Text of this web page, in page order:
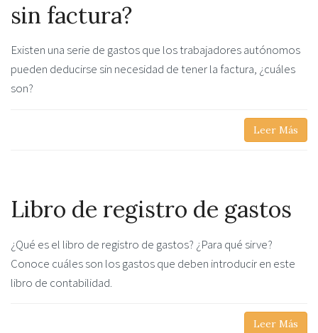
sin factura?
Existen una serie de gastos que los trabajadores autónomos
pueden deducirse sin necesidad de tener la factura, ¿cuáles
son?
Leer Más
Libro de registro de gastos
¿Qué es el libro de registro de gastos? ¿Para qué sirve?
Conoce cuáles son los gastos que deben introducir en este
libro de contabilidad.
Leer Más